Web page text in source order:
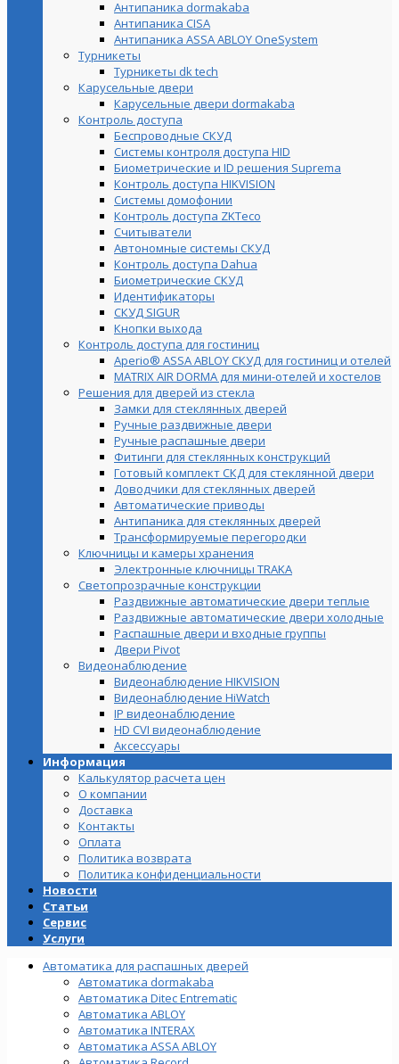
Антипаника dormakaba
Антипаника СISA
Антипаника ASSA ABLOY OneSystem
Турникеты
Турникеты dk tech
Карусельные двери
Карусельные двери dormakaba
Контроль доступа
Беспроводные СКУД
Системы контроля доступа HID
Биометрические и ID решения Suprema
Контроль доступа HIKVISION
Системы домофонии
Контроль доступа ZKTeco
Считыватели
Автономные системы СКУД
Контроль доступа Dahua
Биометрические СКУД
Идентификаторы
СКУД SIGUR
Кнопки выхода
Контроль доступа для гостиниц
Aperio® ASSA ABLOY СКУД для гостиниц и отелей
MATRIX AIR DORMA для мини-отелей и хостелов
Решения для дверей из стекла
Замки для стеклянных дверей
Ручные раздвижные двери
Ручные распашные двери
Фитинги для стеклянных конструкций
Готовый комплект СКД для стеклянной двери
Доводчики для стеклянных дверей
Автоматические приводы
Антипаника для стеклянных дверей
Трансформируемые перегородки
Ключницы и камеры хранения
Электронные ключницы TRAKA
Светопрозрачные конструкции
Раздвижные автоматические двери теплые
Раздвижные автоматические двери холодные
Распашные двери и входные группы
Двери Pivot
Видеонаблюдение
Видеонаблюдение HIKVISION
Видеонаблюдение HiWatch
IP видеонаблюдение
HD CVI видеонаблюдение
Аксессуары
Информация
Калькулятор расчета цен
О компании
Доставка
Контакты
Оплата
Политика возврата
Политика конфиденциальности
Новости
Статьи
Сервис
Услуги
Автоматика для распашных дверей
Автоматика dormakaba
Автоматика Ditec Entrematic
Автоматика ABLOY
Автоматика INTERAX
Автоматика ASSA ABLOY